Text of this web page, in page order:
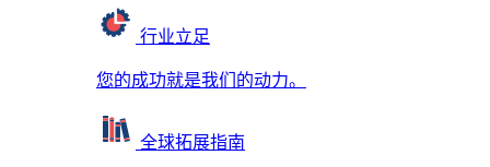
行业立足
您的成功就是我们的动力。
全球拓展指南